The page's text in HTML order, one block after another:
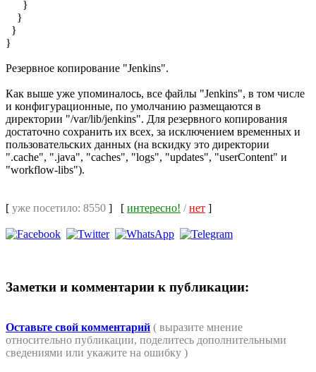
}
}
}
}
Резервное копирование "Jenkins".
Как выше уже упоминалось, все файлы "Jenkins", в том числе
и конфигурационные, по умолчанию размещаются в
директории "/var/lib/jenkins". Для резервного копирования
достаточно сохранить их всех, за исключением временных и
пользовательских данных (на вскидку это директории
".cache", ".java", "caches", "logs", "updates", "userContent" и
"workflow-libs").
[ уже посетило: 8550 ] [ интересно! /нет ]
Заметки и комментарии к публикации:
Оставьте свой комментарий ( выразите мнение
относительно публикации, поделитесь дополнительными
сведениями или укажите на ошибку )